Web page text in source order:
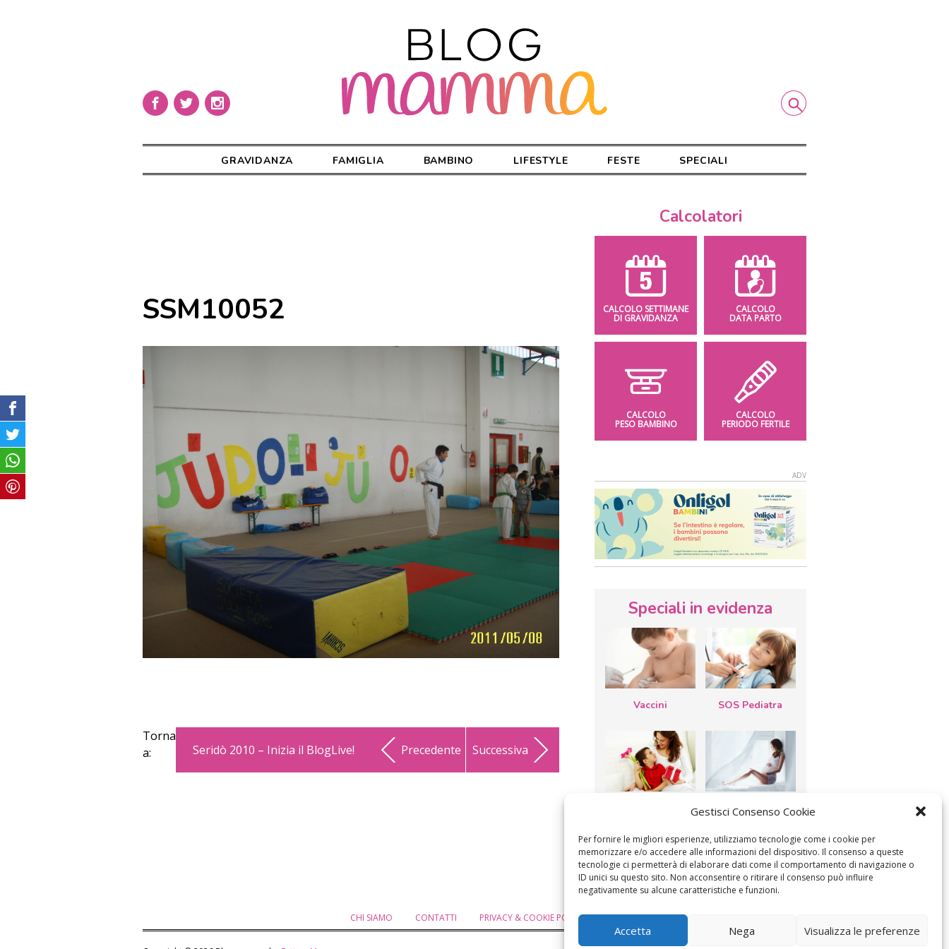
Gestisci Consenso Cookie
Per fornire le migliori esperienze, utilizziamo tecnologie come i cookie per
memorizzare e/o accedere alle informazioni del dispositivo. Il consenso a queste
tecnologie ci permetterà di elaborare dati come il comportamento di navigazione o
ID unici su questo sito. Non acconsentire o ritirare il consenso può influire
negativamente su alcune caratteristiche e funzioni.
Accetta Nega Visualizza le preferenze
GRAVIDANZA FAMIGLIA BAMBINO LIFESTYLE FESTE SPECIALI
SSM10052
Torna
a:
Seridò 2010 – Inizia il BlogLive! Precedente Successiva
Calcolatori
CALCOLO SETTIMANE
DI GRAVIDANZA
CALCOLO
DATA PARTO
CALCOLO
PESO BAMBINO
CALCOLO
PERIODO FERTILE
Speciali in evidenza
Vaccini SOS Pediatra
mamma: lavoretti,
filastrocche
Le settimane di
gravidanza
CHI SIAMO CONTATTI PRIVACY & COOKIE POLICY MODIFICA IL CONSENSO